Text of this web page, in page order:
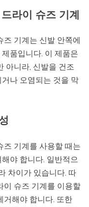
라이 슈즈 기계
즈 기계는 신발 안쪽에
품입니다. 이 제품은
아니라, 신발을 건조
나 오염되는 것을 막
즈 기계를 사용할 때는
야 합니다. 일반적으
차이가 있습니다. 따
이 슈즈 기계를 이용할
거해야 합니다. 또한